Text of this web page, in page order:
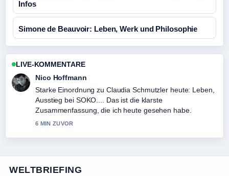
Infos
Simone de Beauvoir: Leben, Werk und Philosophie
LIVE-KOMMENTARE
Hannah Weber
Verfolge Rebecca Knaak: Herkunft, Karriere und
Privatleben im... genau – schaetze den ausgewogenen
Ton hier.
8 MIN ZUVOR
WELTBRIEFING